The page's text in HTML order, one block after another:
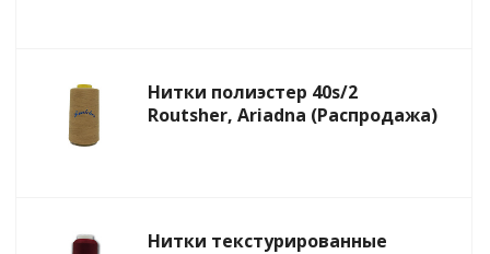
Нитки полиэстер 40s/2
Routsher, Ariadna (Распродажа)
Нитки текстурированные